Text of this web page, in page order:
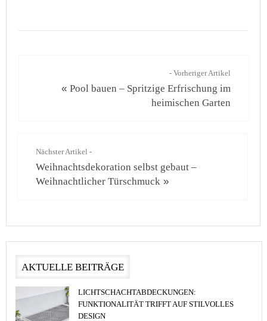
- Vorheriger Artikel
«Pool bauen – Spritzige Erfrischung im
heimischen Garten
Nächster Artikel -
Weihnachtsdekoration selbst gebaut –
Weihnachtlicher Türschmuck »
AKTUELLE BEITRÄGE
LICHTSCHACHTABDECKUNGEN:
FUNKTIONALITÄT TRIFFT AUF STILVOLLES
DESIGN